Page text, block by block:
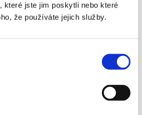
které jste jim poskytli nebo které
že používáte jejich služby.
na novinku – možnost mít